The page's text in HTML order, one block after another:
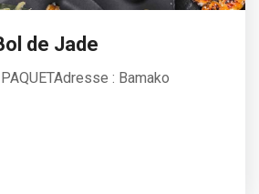
de Jade
: Bamako